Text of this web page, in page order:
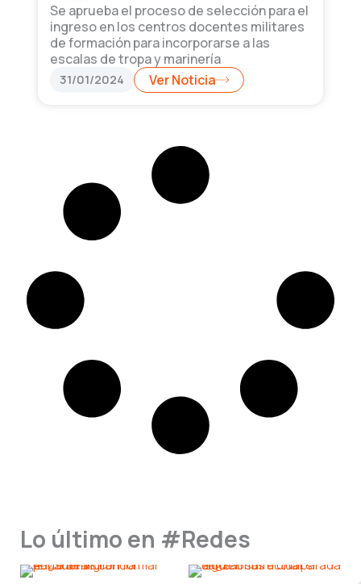
Se aprueba el proceso de selección para el
ingreso en los centros docentes militares
de formación para incorporarse a las
escalas de tropa y marinería
31/01/2024 Ver Noticia
Lo último en #Redes